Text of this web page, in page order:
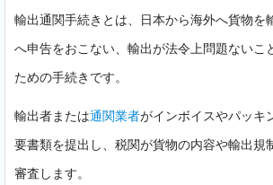
輸出通関手続きとは、日本から海外へ貨物を
へ申告をおこない、輸出が法令上問題ないこ
ための手続きです。
輸出者または通関業者がインボイスやパッキ
要書類を提出し、税関が貨物の内容や輸出規
審査します。